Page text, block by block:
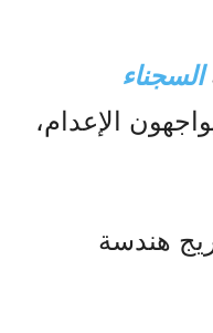
السجناء
الإعدام،
هندسة